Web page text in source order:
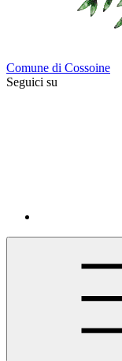
Comune di Cossoine
Seguici su